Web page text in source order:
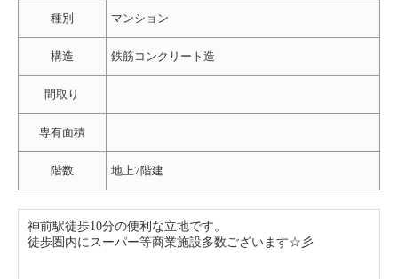
種別 マンション
構造 鉄筋コンクリート造
間取り
専有面積
階数 地上7階建
神前駅徒歩10分の便利な立地です。
徒歩圏内にスーパー等商業施設多数ございます☆彡